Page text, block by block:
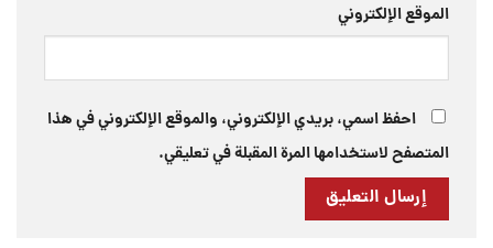
الموقع الإلكتروني
احفظ اسمي، بريدي الإلكتروني، والموقع الإلكتروني في هذا
المتصفح لاستخدامها المرة المقبلة في تعليقي.